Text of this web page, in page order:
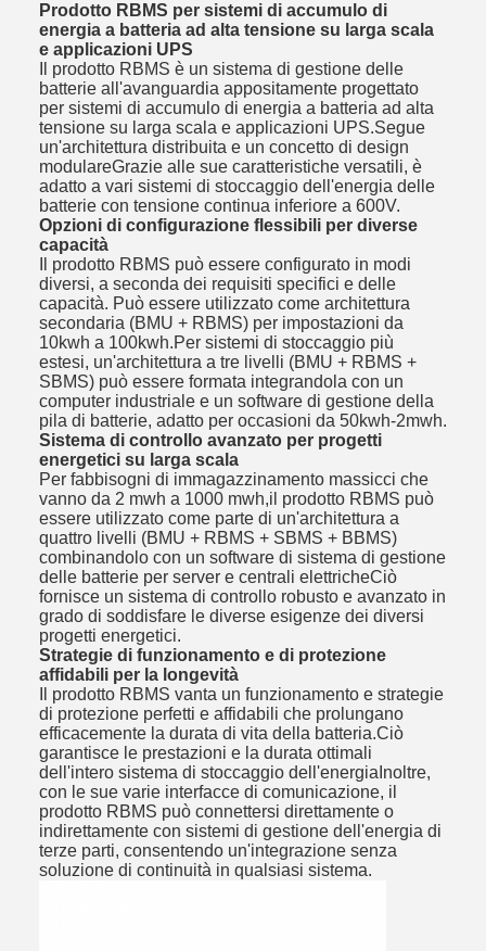
Prodotto RBMS per sistemi di accumulo di
energia a batteria ad alta tensione su larga scala
e applicazioni UPS
Il prodotto RBMS è un sistema di gestione delle
batterie all'avanguardia appositamente progettato
per sistemi di accumulo di energia a batteria ad alta
tensione su larga scala e applicazioni UPS.Segue
un'architettura distribuita e un concetto di design
modulareGrazie alle sue caratteristiche versatili, è
adatto a vari sistemi di stoccaggio dell'energia delle
batterie con tensione continua inferiore a 600V.
Opzioni di configurazione flessibili per diverse
capacità
Il prodotto RBMS può essere configurato in modi
diversi, a seconda dei requisiti specifici e delle
capacità. Può essere utilizzato come architettura
secondaria (BMU + RBMS) per impostazioni da
10kwh a 100kwh.Per sistemi di stoccaggio più
estesi, un'architettura a tre livelli (BMU + RBMS +
SBMS) può essere formata integrandola con un
computer industriale e un software di gestione della
pila di batterie, adatto per occasioni da 50kwh-2mwh.
Sistema di controllo avanzato per progetti
energetici su larga scala
Per fabbisogni di immagazzinamento massicci che
vanno da 2 mwh a 1000 mwh,il prodotto RBMS può
essere utilizzato come parte di un'architettura a
quattro livelli (BMU + RBMS + SBMS + BBMS)
combinandolo con un software di sistema di gestione
delle batterie per server e centrali elettricheCiò
fornisce un sistema di controllo robusto e avanzato in
grado di soddisfare le diverse esigenze dei diversi
progetti energetici.
Strategie di funzionamento e di protezione
affidabili per la longevità
Il prodotto RBMS vanta un funzionamento e strategie
di protezione perfetti e affidabili che prolungano
efficacemente la durata di vita della batteria.Ciò
garantisce le prestazioni e la durata ottimali
dell'intero sistema di stoccaggio dell'energiaInoltre,
con le sue varie interfacce di comunicazione, il
prodotto RBMS può connettersi direttamente o
indirettamente con sistemi di gestione dell'energia di
terze parti, consentendo un'integrazione senza
soluzione di continuità in qualsiasi sistema.